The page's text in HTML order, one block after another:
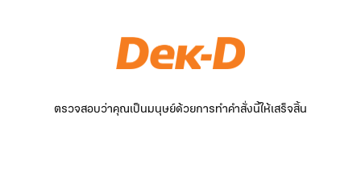
ตรวจสอบว่าคุณเป็นมนุษย์ด้วยการทำคำสั่งนี้ให้เสร็จสิ้น